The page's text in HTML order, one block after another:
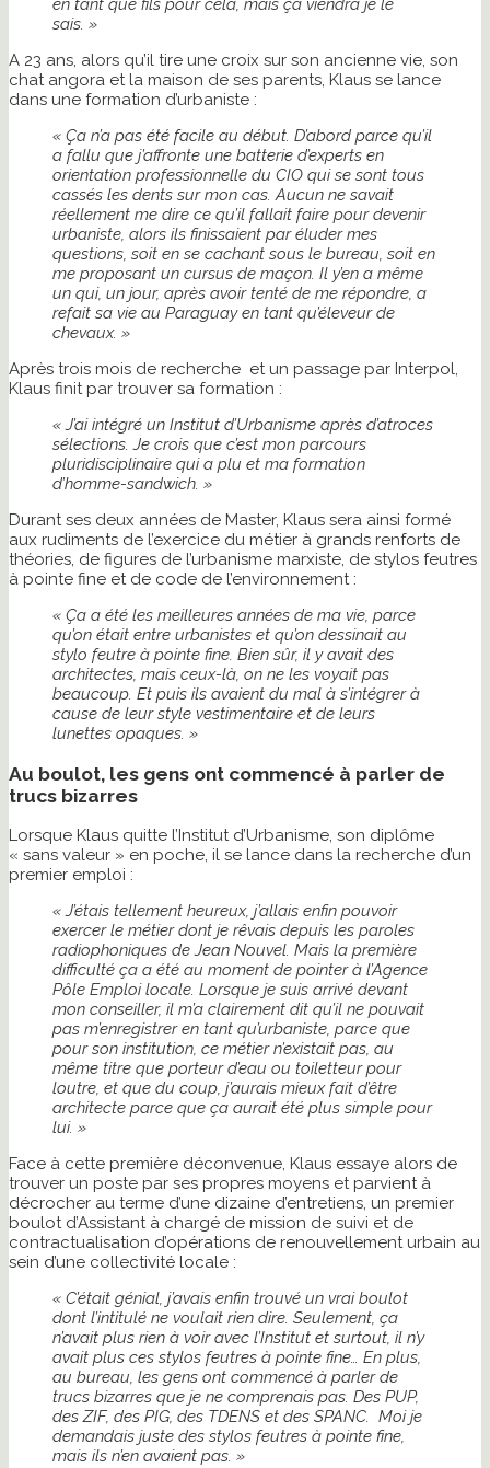
en tant que fils pour cela, mais ça viendra je le
sais. »
A 23 ans, alors qu’il tire une croix sur son ancienne vie, son
chat angora et la maison de ses parents, Klaus se lance
dans une formation d’urbaniste :
« Ça n’a pas été facile au début. D’abord parce qu’il
a fallu que j’affronte une batterie d’experts en
orientation professionnelle du CIO qui se sont tous
cassés les dents sur mon cas. Aucun ne savait
réellement me dire ce qu’il fallait faire pour devenir
urbaniste, alors ils finissaient par éluder mes
questions, soit en se cachant sous le bureau, soit en
me proposant un cursus de maçon. Il y’en a même
un qui, un jour, après avoir tenté de me répondre, a
refait sa vie au Paraguay en tant qu’éleveur de
chevaux. »
Après trois mois de recherche et un passage par Interpol,
Klaus finit par trouver sa formation :
« J’ai intégré un Institut d’Urbanisme après d’atroces
sélections. Je crois que c’est mon parcours
pluridisciplinaire qui a plu et ma formation
d’homme-sandwich. »
Durant ses deux années de Master, Klaus sera ainsi formé
aux rudiments de l’exercice du métier à grands renforts de
théories, de figures de l’urbanisme marxiste, de stylos feutres
à pointe fine et de code de l’environnement :
« Ça a été les meilleures années de ma vie, parce
qu’on était entre urbanistes et qu’on dessinait au
stylo feutre à pointe fine. Bien sûr, il y avait des
architectes, mais ceux-là, on ne les voyait pas
beaucoup. Et puis ils avaient du mal à s’intégrer à
cause de leur style vestimentaire et de leurs
lunettes opaques. »
Au boulot, les gens ont commencé à parler de
trucs bizarres
Lorsque Klaus quitte l’Institut d’Urbanisme, son diplôme
« sans valeur » en poche, il se lance dans la recherche d’un
premier emploi :
« J’étais tellement heureux, j’allais enfin pouvoir
exercer le métier dont je rêvais depuis les paroles
radiophoniques de Jean Nouvel. Mais la première
difficulté ça a été au moment de pointer à l’Agence
Pôle Emploi locale. Lorsque je suis arrivé devant
mon conseiller, il m’a clairement dit qu’il ne pouvait
pas m’enregistrer en tant qu’urbaniste, parce que
pour son institution, ce métier n’existait pas, au
même titre que porteur d’eau ou toiletteur pour
loutre, et que du coup, j’aurais mieux fait d’être
architecte parce que ça aurait été plus simple pour
lui. »
Face à cette première déconvenue, Klaus essaye alors de
trouver un poste par ses propres moyens et parvient à
décrocher au terme d’une dizaine d’entretiens, un premier
boulot d’Assistant à chargé de mission de suivi et de
contractualisation d’opérations de renouvellement urbain au
sein d’une collectivité locale :
« C’était génial, j’avais enfin trouvé un vrai boulot
dont l’intitulé ne voulait rien dire. Seulement, ça
n’avait plus rien à voir avec l’Institut et surtout, il n’y
avait plus ces stylos feutres à pointe fine… En plus,
au bureau, les gens ont commencé à parler de
trucs bizarres que je ne comprenais pas. Des PUP,
des ZIF, des PIG, des TDENS et des SPANC. Moi je
demandais juste des stylos feutres à pointe fine,
mais ils n’en avaient pas. »